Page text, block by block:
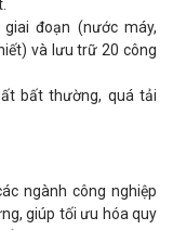
đoạn (nước máy,
và lưu trữ 20 công
bất thường, quá tải
ngành công nghiệp
giúp tối ưu hóa quy